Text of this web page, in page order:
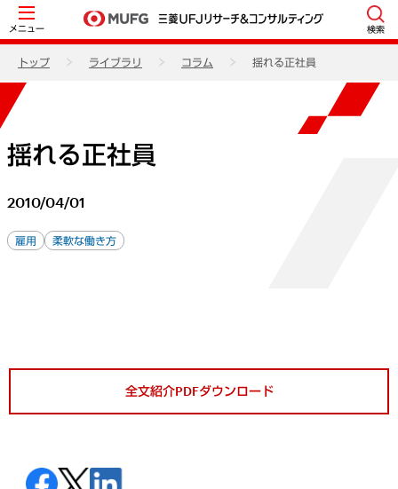
メニュー 検索
トップ ライブラリ コラム 揺れる正社員
揺れる正社員
2010/04/01
雇用 柔軟な働き方
全文紹介PDFダウンロード